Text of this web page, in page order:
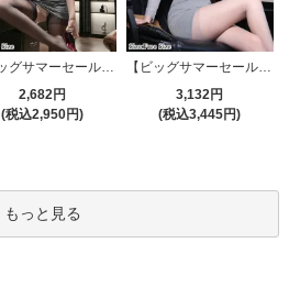
【ビッグサマーセール対象品】セクシーコスプレ(SEXYCOSPLAY) 4191
2,682円
(税込2,950円)
【ビッグサマーセール対象品】セクシーコスプレ(SEXYCOSPLAY) 4173
3,132円
(税込3,445円)
もっと見る